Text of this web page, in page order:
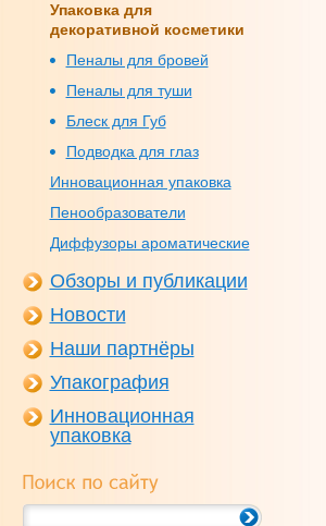
Упаковка для
декоративной косметики
Пеналы для бровей
Пеналы для туши
Блеск для Губ
Подводка для глаз
Инновационная упаковка
Пенообразователи
Диффузоры ароматические
Обзоры и публикации
Новости
Наши партнёры
Упакография
Инновационная
упаковка